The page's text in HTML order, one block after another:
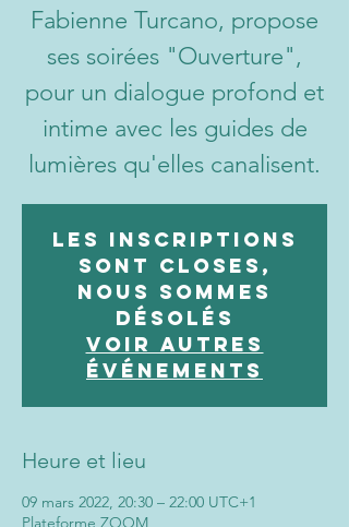
Fabienne Turcano, propose
ses soirées "Ouverture",
pour un dialogue profond et
intime avec les guides de
lumières qu'elles canalisent.
Les inscriptions
sont closes,
nous sommes
désolés
Voir autres
événements
Heure et lieu
09 mars 2022, 20:30 – 22:00 UTC+1
Plateforme ZOOM